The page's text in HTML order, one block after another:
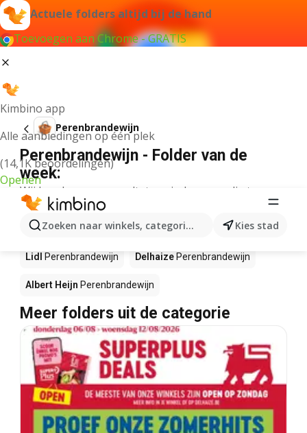
Actuele folders altijd bij de hand
Toevoegen aan Chrome - GRATIS
Kimbino app
Alle aanbiedingen op één plek
(14,1K beoordelingen)
Openen
Zoeken naar winkels, categorieën, producten...
Kies stad
Perenbrandewijn
Perenbrandewijn - Folder van de
week:
Wij konden geen resultaten vinden voor die term.
Perenbrandewijn in actie – Waar te
koop?
Lidl Perenbrandewijn Delhaize Perenbrandewijn
Albert Heijn Perenbrandewijn
Meer folders uit de categorie